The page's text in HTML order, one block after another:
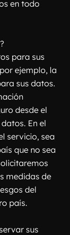
en todo
para sus
ejemplo, la
sus datos.
desde el
En el
servicio, sea
que no sea
medidas de
del
país.
sus